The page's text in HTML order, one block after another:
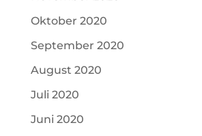
Oktober 2020
September 2020
August 2020
Juli 2020
Juni 2020